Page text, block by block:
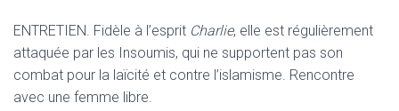
ENTRETIEN. Fidèle à l’esprit Charlie, elle est régulièrement
attaquée par les Insoumis, qui ne supportent pas son
combat pour la laïcité et contre l’islamisme. Rencontre
avec une femme libre.